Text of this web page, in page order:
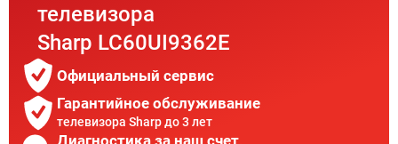
телевизора
Sharp LC60UI9362E
Официальный сервис
Гарантийное обслуживание
телевизора Sharp до 3 лет